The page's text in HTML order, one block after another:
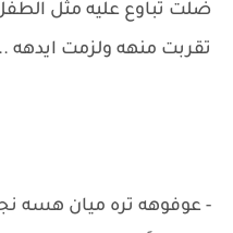
ضلت تباوع عليه مثل
تقربت منهه ولزمت ايدهه ..
- عوفوهه تره ميان هسه